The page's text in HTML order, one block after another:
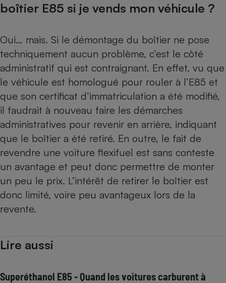
boîtier E85 si je vends mon véhicule ?
Oui… mais. Si le démontage du boîtier ne pose
techniquement aucun problème, c’est le côté
administratif qui est contraignant. En effet, vu que
le véhicule est homologué pour rouler à l’E85 et
que son certificat d’immatriculation a été modifié,
il faudrait à nouveau faire les démarches
administratives pour revenir en arrière, indiquant
que le boîtier a été retiré. En outre, le fait de
revendre une voiture flexifuel est sans conteste
un avantage et peut donc permettre de monter
un peu le prix. L’intérêt de retirer le boîtier est
donc limité, voire peu avantageux lors de la
revente.
Lire aussi
Superéthanol E85 - Quand les voitures carburent à